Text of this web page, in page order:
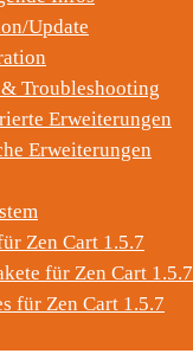
Update
Troubleshooting
Erweiterungen
Erweiterungen
Zen Cart 1.5.7
für Zen Cart 1.5.7
für Zen Cart 1.5.7